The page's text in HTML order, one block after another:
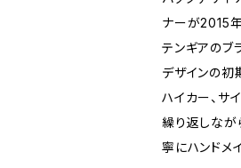
ナーが2015
テンギアのブ
デザインの初
ハイカー、サ
繰り返しなが
寧にハンドメ